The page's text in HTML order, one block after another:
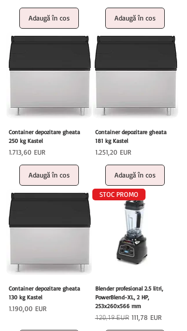
Adaugă în coș Adaugă în coș
Container depozitare gheata
250 kg Kastel
Preț
1.713,60 EUR
Adaugă în coș
Container depozitare gheata
181 kg Kastel
Preț
1.251,20 EUR
Adaugă în coș
Container depozitare gheata
130 kg Kastel
Preț
1.190,00 EUR
STOC PROMO
Blender profesional 2.5 litri,
PowerBlend-XL, 2 HP,
253x260x566 mm
Preț normal
120,19 EUR Preț redus
111,78 EUR